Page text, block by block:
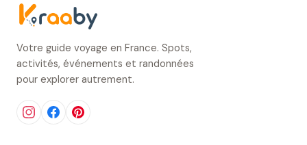
Votre guide voyage en France. Spots,
activités, événements et randonnées
pour explorer autrement.